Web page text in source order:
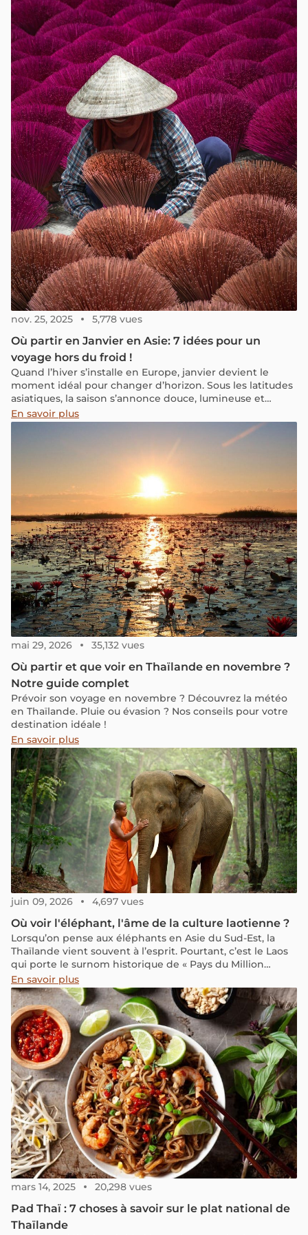
s’épanouit, où les cultures se rencontrent et où l’aventure
vous attend. Il est temps de commencer à rêver à vos
prochaines vacances !
nov. 25, 2025 5,778 vues
Où partir en Janvier en Asie: 7 idées pour un
voyage hors du froid !
Quand l’hiver s’installe en Europe, janvier devient le
moment idéal pour changer d’horizon. Sous les latitudes
asiatiques, la saison s’annonce douce, lumineuse et
pleine de promesses. C’est l’occasion parfaite pour vivre
le Nouvel An dans la chaleur du soleil et la convivialité
des habitants, ressentir cette noria de sourires et de
gestes accueillants qui rendent chaque rencontre
ralentir, se reconnecter à l’essentiel et savourer la vie au
rythme des locaux, dans une atmosphère chaleureuse et
authentique.
En savoir plus
mai 29, 2026 35,132 vues
Où partir et que voir en Thaïlande en novembre ?
Notre guide complet
Prévoir son voyage en novembre ? Découvrez la météo
en Thaïlande. Pluie ou évasion ? Nos conseils pour votre
destination idéale !
En savoir plus
juin 09, 2026 4,697 vues
Où voir l'éléphant, l'âme de la culture laotienne ?
Lorsqu’on pense aux éléphants en Asie du Sud-Est, la
Thaïlande vient souvent à l’esprit. Pourtant, c’est le Laos
qui porte le surnom historique de « Pays du Million
d’Éléphants », hérité de l’ancien royaume de Lan Xang.
Symbole de force, de sagesse et d’identité culturelle,
l’éléphant occupe une place unique dans l’histoire lao.
Mais pourquoi le Laos est-il si étroitement lié à cet animal
emblématique ? Découvrons son origine, sa signification
et son rôle dans la culture du pays.
En savoir plus
mars 14, 2025 20,298 vues
Pad Thaï : 7 choses à savoir sur le plat national de
Thaïlande